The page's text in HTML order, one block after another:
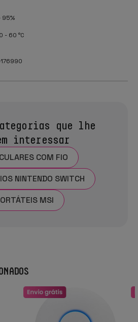
95%
- 60 °C
que lhe
interessar
COM FIO
NINTENDO SWITCH
MSI